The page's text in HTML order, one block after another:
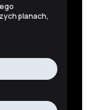
planach,